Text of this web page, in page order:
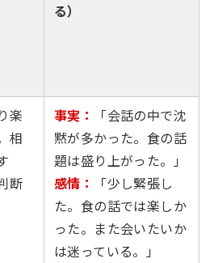
る）
楽
相
断
事実：
「会話の中で沈
黙が多かった。食の話
題は盛り上がった。」
感情：
「少し緊張し
た。食の話では楽しか
った。また会いたいか
は迷っている。」